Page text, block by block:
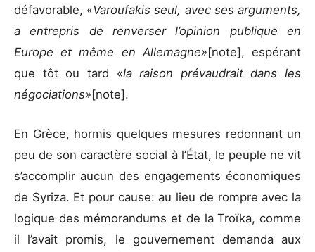
défavorable, «Varoufakis seul, avec ses arguments,
a entrepris de renverser l’opinion publique en
Europe et même en Allemagne»[note], espérant
que tôt ou tard «la raison prévaudrait dans les
négociations»[note].
En Grèce, hormis quelques mesures redonnant un
peu de son caractère social à l’État, le peuple ne vit
s’accomplir aucun des engagements économiques
de Syriza. Et pour cause: au lieu de rompre avec la
logique des mémorandums et de la Troïka, comme
il l’avait promis, le gouvernement demanda aux